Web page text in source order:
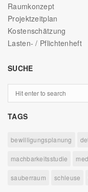
Raumkonzept
Projektzeitplan
Kostenschätzung
Lasten- / Pflichtenheft
SUCHE
TAGS
bewilligungsplanung
machbarkeitsstudie
sauberraum schleuse